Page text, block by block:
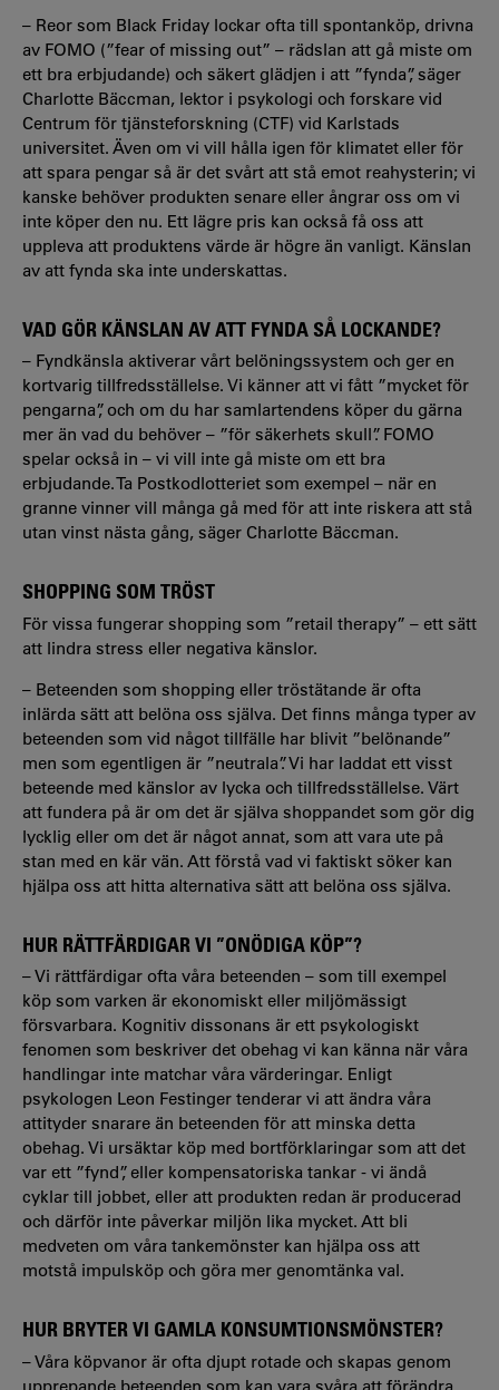
– Reor som Black Friday lockar ofta till spontanköp, drivna
av FOMO (”fear of missing out” – rädslan att gå miste om
ett bra erbjudande) och säkert glädjen i att ”fynda”, säger
Charlotte Bäccman, lektor i psykologi och forskare vid
Centrum för tjänsteforskning (CTF) vid Karlstads
universitet. Även om vi vill hålla igen för klimatet eller för
att spara pengar så är det svårt att stå emot reahysterin; vi
kanske behöver produkten senare eller ångrar oss om vi
inte köper den nu. Ett lägre pris kan också få oss att
uppleva att produktens värde är högre än vanligt. Känslan
av att fynda ska inte underskattas.
VAD GÖR KÄNSLAN AV ATT FYNDA SÅ LOCKANDE?
– Fyndkänsla aktiverar vårt belöningssystem och ger en
kortvarig tillfredsställelse. Vi känner att vi fått ”mycket för
pengarna”, och om du har samlartendens köper du gärna
mer än vad du behöver – ”för säkerhets skull”. FOMO
spelar också in – vi vill inte gå miste om ett bra
erbjudande. Ta Postkodlotteriet som exempel – när en
granne vinner vill många gå med för att inte riskera att stå
utan vinst nästa gång, säger Charlotte Bäccman.
SHOPPING SOM TRÖST
För vissa fungerar shopping som ”retail therapy” – ett sätt
att lindra stress eller negativa känslor.
– Beteenden som shopping eller tröstätande är ofta
inlärda sätt att belöna oss själva. Det finns många typer av
beteenden som vid något tillfälle har blivit ”belönande”
men som egentligen är ”neutrala”. Vi har laddat ett visst
beteende med känslor av lycka och tillfredsställelse. Värt
att fundera på är om det är själva shoppandet som gör dig
lycklig eller om det är något annat, som att vara ute på
stan med en kär vän. Att förstå vad vi faktiskt söker kan
hjälpa oss att hitta alternativa sätt att belöna oss själva.
HUR RÄTTFÄRDIGAR VI ”ONÖDIGA KÖP”?
– Vi rättfärdigar ofta våra beteenden – som till exempel
köp som varken är ekonomiskt eller miljömässigt
försvarbara. Kognitiv dissonans är ett psykologiskt
fenomen som beskriver det obehag vi kan känna när våra
handlingar inte matchar våra värderingar. Enligt
psykologen Leon Festinger tenderar vi att ändra våra
attityder snarare än beteenden för att minska detta
obehag. Vi ursäktar köp med bortförklaringar som att det
var ett ”fynd”, eller kompensatoriska tankar - vi ändå
cyklar till jobbet, eller att produkten redan är producerad
och därför inte påverkar miljön lika mycket. Att bli
medveten om våra tankemönster kan hjälpa oss att
motstå impulsköp och göra mer genomtänka val.
HUR BRYTER VI GAMLA KONSUMTIONSMÖNSTER?
– Våra köpvanor är ofta djupt rotade och skapas genom
upprepande beteenden som kan vara svåra att förändra.